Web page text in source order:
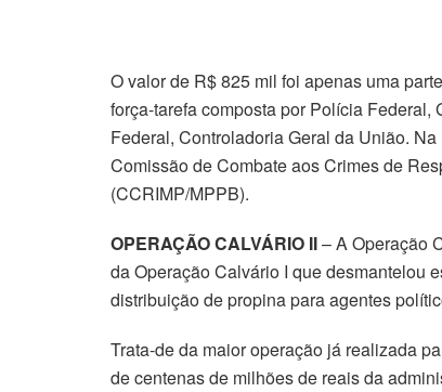
O valor de R$ 825 mil foi apenas uma
força-tarefa composta por Polícia
Federal, Controladoria Geral da União.
Comissão de Combate aos Crimes de
(CCRIMP/MPPB).
OPERAÇÃO CALVÁRIO II– A Operação
da Operação Calvário I que desmantelou
distribuição de propina para agentes
Trata-de da maior operação já realizada
de centenas de milhões de reais da